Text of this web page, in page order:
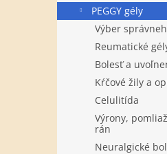
PEGGY gély
Výber
Reumatické
Bolesť a
Kŕčové žily a
Celulitída
Výrony,
rán
Neuralgické